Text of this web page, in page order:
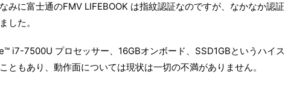
みに富士通のFMV LIFEBOOK は指紋認証なのですが、なかなか認証
した。
i7-7500U プロセッサー、16GBオンボード、SSD1GBというハイス
ともあり、動作面については現状は一切の不満がありません。